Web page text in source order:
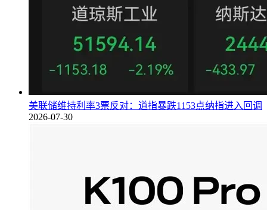
美联储维持利率3票反对：道指暴跌1153点纳指进入回调
2026-07-30